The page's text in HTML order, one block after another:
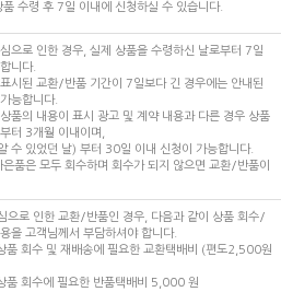
품 수령 후 7일 이내에 신청하실 수 있습니다.
으로 인한 경우, 실제 상품을 수령하신 날로부터 7일
니다.
시된 교환/반품 기간이 7일보다 긴 경우에는 안내된
능합니다.
품의 내용이 표시 광고 및 계약 내용과 다른 경우 상품
터 3개월 이내이며,
수 있었던 날) 부터 30일 이내 신청이 가능합니다.
은품은 모두 회수하며 회수가 되지 않으면 교환/반품이
으로 인한 교환/반품인 경우, 다음과 같이 상품 회수/
을 고객님께서 부담하셔야 합니다.
품 회수 및 재배송에 필요한 교환택배비 (편도2,500원
품 회수에 필요한 반품택배비 5,000 원